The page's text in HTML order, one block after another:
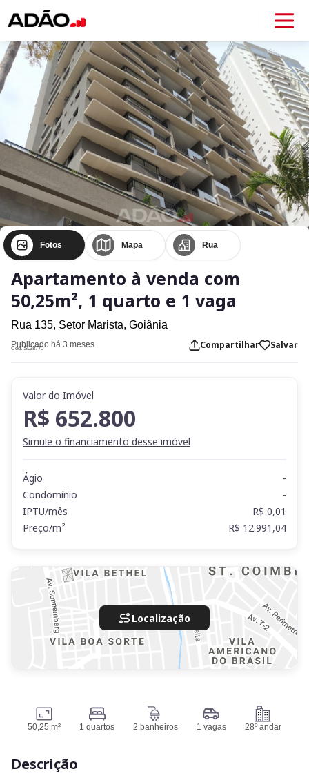
Fotos Mapa Rua
Apartamento à venda com
50,25m², 1 quarto e 1 vaga
Rua 135, Setor Marista, Goiânia
Publicado há 3 meses
Cod. SL38770 Compartilhar Salvar
Valor do Imóvel
R$ 652.800
Simule o financiamento desse imóvel
Ágio
-
Condomínio
-
IPTU/mês
R$ 0,01
Preço/m²
R$ 12.991,04
Localização
50,25 m² 1 quartos 2 banheiros 1 vagas 28º andar
Descrição